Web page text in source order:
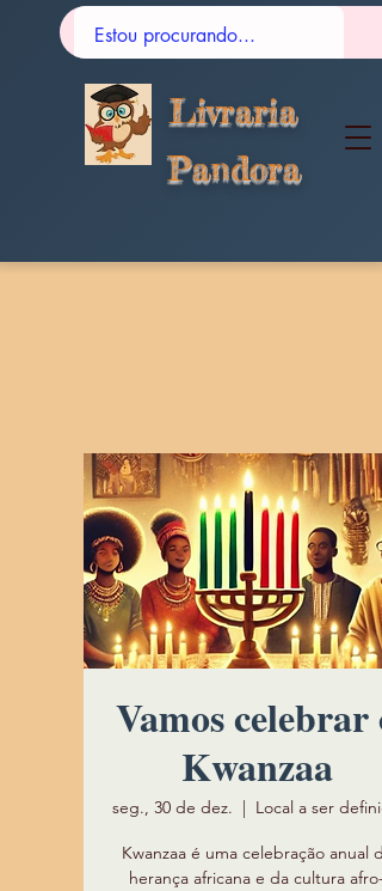
Livraria
Pandora
Vamos celebrar o
Kwanzaa
seg., 30 de dez.
  |
Local a ser
Kwanzaa é uma celebração anual da
herança africana e da cultura afro-